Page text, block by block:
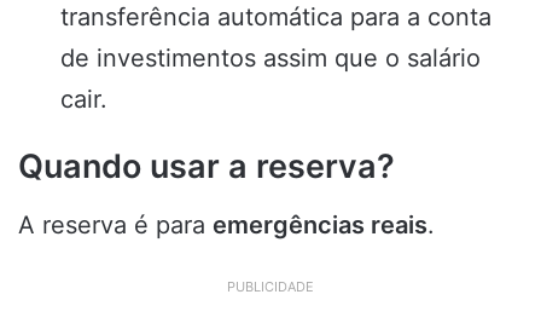
transferência automática para a conta
de investimentos assim que o salário
cair.
Quando usar a reserva?
A reserva é para emergências reais.
PUBLICIDADE